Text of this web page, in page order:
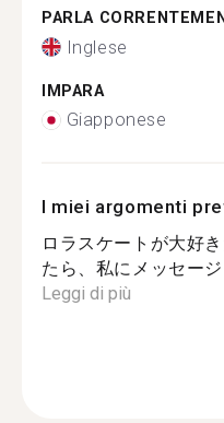
PARLA
Inglese
IMPARA
Giapponese
I miei argomenti
ロラスケートが大好
たら、私にメッセー
Leggi di più